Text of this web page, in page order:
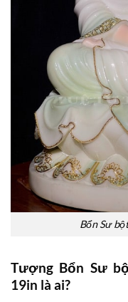
Bổn Sư
Tượng Bổn Sư
19in là ai?